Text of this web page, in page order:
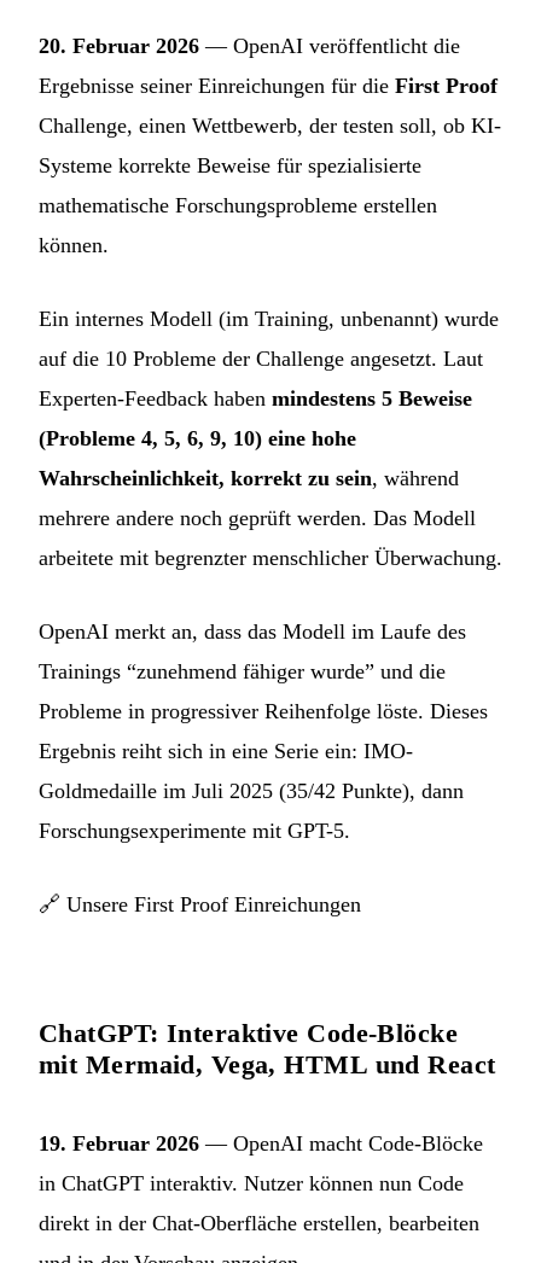
20. Februar 2026 — OpenAI veröffentlicht die
Ergebnisse seiner Einreichungen für die First Proof
Challenge, einen Wettbewerb, der testen soll, ob KI-
Systeme korrekte Beweise für spezialisierte
mathematische Forschungsprobleme erstellen
können.
Ein internes Modell (im Training, unbenannt) wurde
auf die 10 Probleme der Challenge angesetzt. Laut
Experten-Feedback haben mindestens 5 Beweise
(Probleme 4, 5, 6, 9, 10) eine hohe
Wahrscheinlichkeit, korrekt zu sein, während
mehrere andere noch geprüft werden. Das Modell
arbeitete mit begrenzter menschlicher Überwachung.
OpenAI merkt an, dass das Modell im Laufe des
Trainings “zunehmend fähiger wurde” und die
Probleme in progressiver Reihenfolge löste. Dieses
Ergebnis reiht sich in eine Serie ein: IMO-
Goldmedaille im Juli 2025 (35/42 Punkte), dann
Forschungsexperimente mit GPT-5.
🔗 Unsere First Proof Einreichungen
ChatGPT: Interaktive Code-Blöcke
mit Mermaid, Vega, HTML und React
19. Februar 2026 — OpenAI macht Code-Blöcke
in ChatGPT interaktiv. Nutzer können nun Code
direkt in der Chat-Oberfläche erstellen, bearbeiten